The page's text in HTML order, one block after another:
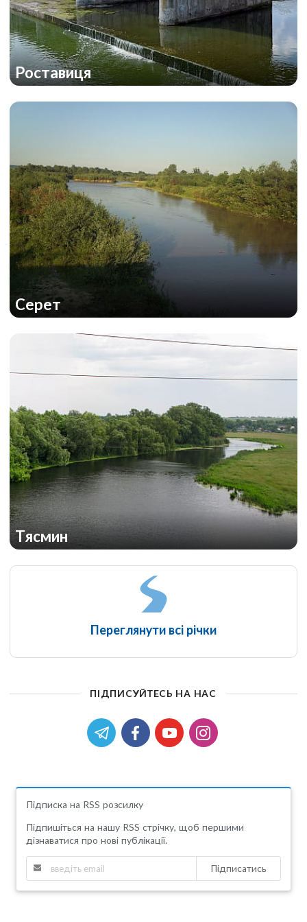
Роставиця
Серет
Тясмин
Переглянути всі річки
ПІДПИСУЙТЕСЬ НА НАС
Підписка на RSS розсилку
Підпишіться на нашу RSS стрічку, щоб першими
дізнаватися про нові публікації.
Підписатись